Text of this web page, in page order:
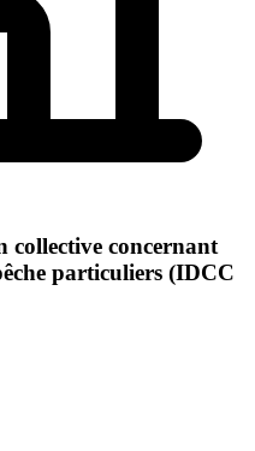
collective concernant
particuliers (IDCC